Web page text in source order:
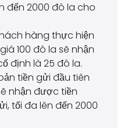
đến 2000 đô la cho
hàng thực hiện
100 đô la sẽ nhận
định là 25 đô la.
tiền gửi đầu tiên
nhận được tiền
tối đa lên đến 2000